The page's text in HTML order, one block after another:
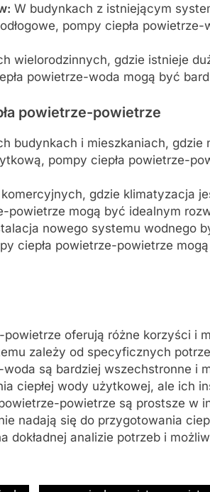
W budynkach z istniejącym
pompy ciepła powietrze-
wielorodzinnych, gdzie istnieje
powietrze-woda mogą być
powietrze-powietrze
budynkach i mieszkaniach, gdzie
pompy ciepła powietrze-
gdzie klimatyzacja
powietrze mogą być idealnym
nowego systemu wodnego
ciepła powietrze-powietrze
oferują różne korzyści i
zależy od specyficznych
są bardziej wszechstronne i
ciepłej wody użytkowej, ale ich
powietrze są prostsze w
nadają się do przygotowania
dokładnej analizie potrzeb i